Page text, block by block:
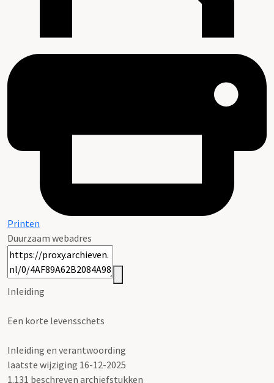
Printen
Duurzaam webadres
Inleiding
Een korte levensschets
Inleiding en verantwoording
laatste wijziging 16-12-2025
1.131 beschreven archiefstukken